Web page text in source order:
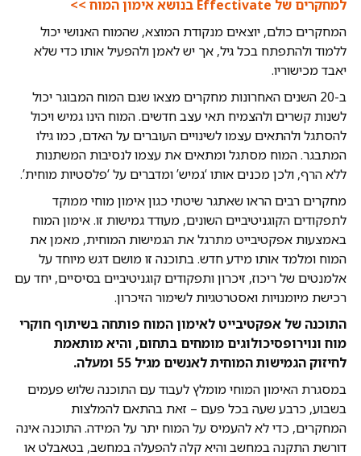
למחקרים של Effectivate בנושא אימון המוח >>
המחקרים כולם, יוצאים מנקודת המוצא, שהמוח האנושי יכול
ללמוד ולהתפתח בכל גיל, אך יש לאמן ולהפעיל אותו כדי שלא
יאבד מכישוריו.
ב-20 השנים האחרונות מחקרים מצאו שגם המוח המבוגר יכול
לשנות קשרים ולהצמיח תאי עצב חדשים. המוח הינו גמיש ויכול
להסתגל ולהתאים עצמו לשינויים העוברים על האדם, כמו גילו
המתבגר. המוח מסתגל ומתאים את עצמו לנסיבות המשתנות
ללא הרף, ולכן מכנים אותו ‘גמיש’ ומדברים על ‘פלסטיות מוחית’.
מחקרים רבים הראו שאתגר שיטתי כגון אימון מוחי ממוקד
לתפקודים הקוגניטיביים השונים, מעודד גמישות זו. אימון המוח
באמצעות אפקטיבייט מתרגל את הגמישות המוחית, מאמן את
המוח ומלמד אותו מידע חדש. בתוכנה זו מושם דגש מיוחד על
אלמנטים של ריכוז, זיכרון ותפקודים קוגניטיביים בסיסיים, יחד עם
רכישת מיומנויות ואסטרטגיות לשימור הזיכרון.
התוכנה של אפקטיבייט לאימון המוח פותחה בשיתוף חוקרי
מוח ונוירופסיכולוגים מומחים בתחום, והיא מותאמת
לחיזוק הגמישות המוחית לאנשים מגיל 55 ומעלה.
במסגרת האימון המוחי מומלץ לעבוד עם התוכנה שלוש פעמים
בשבוע, כרבע שעה בכל פעם – זאת בהתאם להמלצות
המחקרים, כדי לא להעמיס על המוח יתר על המידה. התוכנה אינה
דורשת התקנה במחשב והיא קלה להפעלה במחשב, בטאבלט או